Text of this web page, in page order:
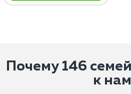
Почему 146
к нам